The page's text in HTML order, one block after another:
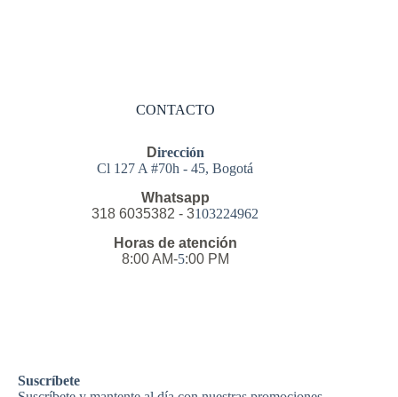
CONTACTO
Dirección
Cl 127 A #70h - 45, Bogotá
Whatsapp
318 6035382 - 3103224962
Horas de atención
8:00 AM-5:00 PM
Suscríbete